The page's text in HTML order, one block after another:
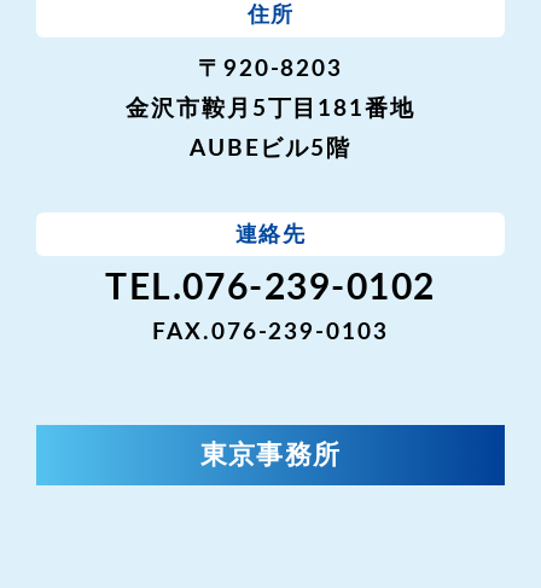
住所
〒920-8203
金沢市鞍月5丁目181番地
AUBEビル5階
連絡先
TEL.076-239-0102
FAX.076-239-0103
東京事務所